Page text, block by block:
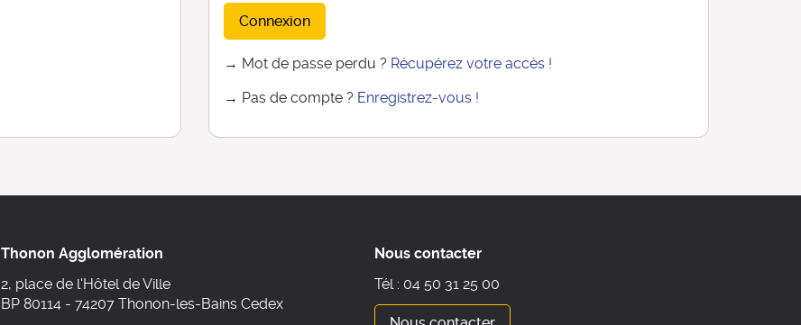
Connexion
→ Mot de passe perdu ? Récupérez votre accès !
→ Pas de compte ? Enregistrez-vous !
Thonon Agglomération
2, place de l'Hôtel de Ville
BP 80114 - 74207 Thonon-les-Bains Cedex
Nous contacter
Tél : 04 50 31 25 00